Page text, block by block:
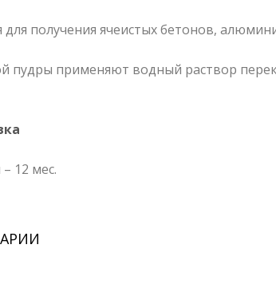
получения ячеистых бетонов,
пудры применяют водный раствор
12 мес.